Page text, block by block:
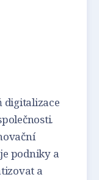
digitalizace
podniky a
a